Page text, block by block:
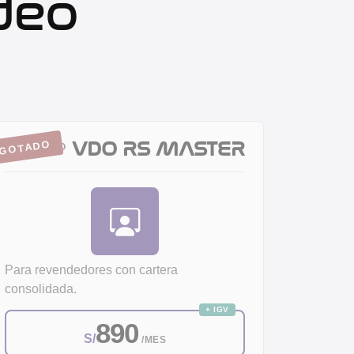
AVANZADO VDO RS MASTER
Para revendedores con cartera
consolidada.
+ IGV
S/890 /MES